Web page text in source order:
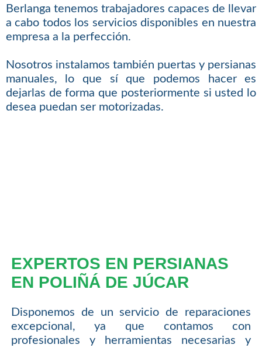
Berlanga tenemos trabajadores capaces de llevar
a cabo todos los servicios disponibles en nuestra
empresa a la perfección.
Nosotros instalamos también puertas y persianas
manuales, lo que sí que podemos hacer es
dejarlas de forma que posteriormente si usted lo
desea puedan ser motorizadas.
EXPERTOS EN PERSIANAS
EN POLIÑÁ DE JÚCAR
Disponemos de un servicio de reparaciones
excepcional, ya que contamos con
profesionales y herramientas necesarias y